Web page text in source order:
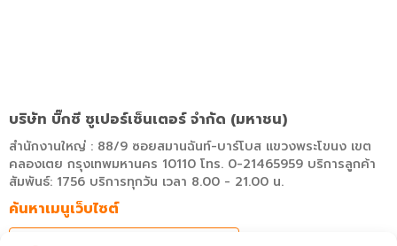
บริษัท บิ๊กซี ซูเปอร์เซ็นเตอร์ จำกัด (มหาชน)
สำนักงานใหญ่ : 88/9 ซอยสมานฉันท์-บาร์โบส แขวงพระโขนง เขต
คลองเตย กรุงเทพมหานคร 10110 โทร. 0-21465959 บริการลูกค้า
สัมพันธ์: 1756 บริการทุกวัน เวลา 8.00 - 21.00 น.
ค้นหาเมนูเว็บไซต์